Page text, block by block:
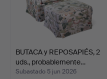
BUTACA y REPOSAPIÉS, 2
uds., probablemente…
Subastado 5 jun 2026